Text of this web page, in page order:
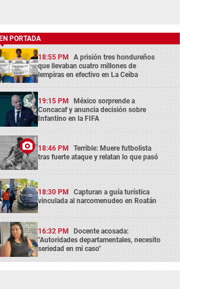
EN PORTADA
18:55 PM A prisión tres hondureños
que llevaban cuatro millones de
lempiras en efectivo en La Ceiba
19:15 PM México sorprende a
Concacaf y anuncia decisión sobre
Infantino en la FIFA
18:46 PM Terrible: Muere futbolista
tras fuerte ataque y relatan lo que pasó
18:30 PM Capturan a guía turística
vinculada al narcomenudeo en Roatán
16:32 PM Docente acosada:
"Autoridades departamentales, necesito
seriedad en mi caso"